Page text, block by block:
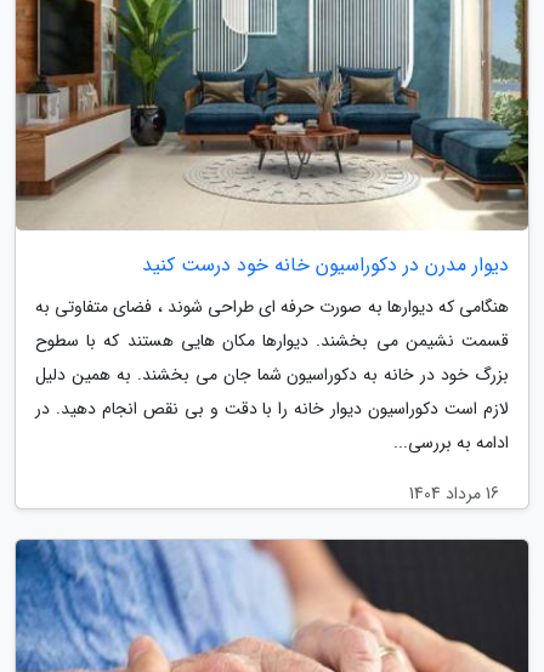
دیوار مدرن در دکوراسیون خانه خود درست کنید
هنگامی که دیوارها به صورت حرفه ای طراحی شوند ، فضای متفاوتی به
قسمت نشیمن می بخشند. دیوارها مکان هایی هستند که با سطوح
بزرگ خود در خانه به دکوراسیون شما جان می بخشند. به همین دلیل
لازم است دکوراسیون دیوار خانه را با دقت و بی نقص انجام دهید. در
ادامه به بررسی...
16 مرداد 1404